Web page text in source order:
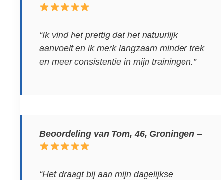
“Ik vind het prettig dat het natuurlijk
aanvoelt en ik merk langzaam minder trek
en meer consistentie in mijn trainingen.”
Beoordeling van Tom, 46, Groningen –
“Het draagt bij aan mijn dagelijkse